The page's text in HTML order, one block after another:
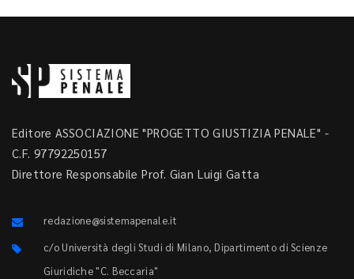
Editore ASSOCIAZIONE "PROGETTO GIUSTIZIA PENALE" -
C.F. 97792250157
Direttore Responsabile Prof. Gian Luigi Gatta
redazione@sistemapenale.it
c/o Università degli Studi di Milano, Dipartimento di Scienze
Giuridiche "C. Beccaria"